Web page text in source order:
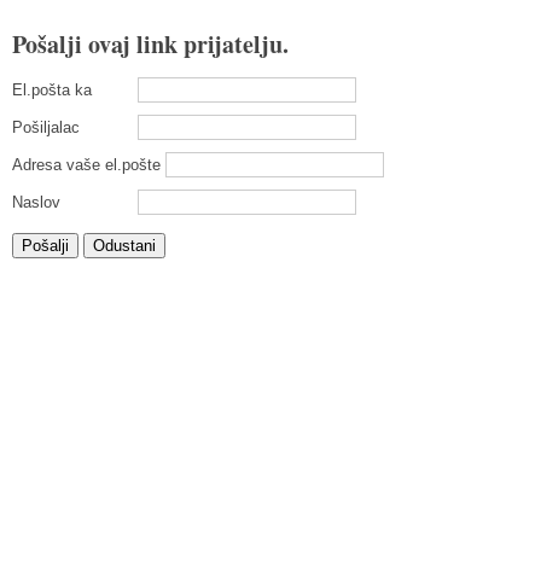
Pošalji ovaj link prijatelju.
El.pošta ka
Pošiljalac
Adresa vaše el.pošte
Naslov
Pošalji Odustani